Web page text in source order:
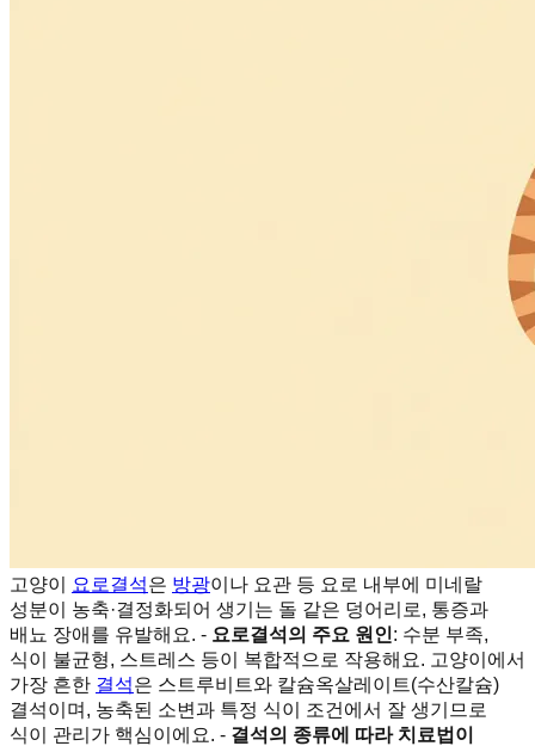
고양이 요로결석은 방광이나 요관 등 요로 내부에 미네랄
성분이 농축·결정화되어 생기는 돌 같은 덩어리로, 통증과
배뇨 장애를 유발해요. - 요로결석의 주요 원인: 수분 부족,
식이 불균형, 스트레스 등이 복합적으로 작용해요. 고양이에서
가장 흔한 결석은 스트루비트와 칼슘옥살레이트(수산칼슘)
결석이며, 농축된 소변과 특정 식이 조건에서 잘 생기므로
식이 관리가 핵심이에요. - 결석의 종류에 따라 치료법이